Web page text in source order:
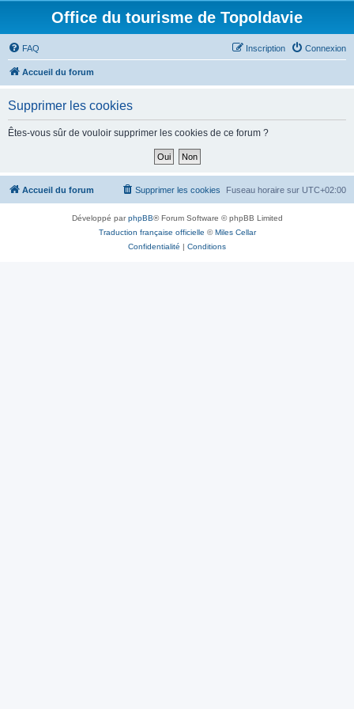
Office du tourisme de Topoldavie
FAQ Connexion
Inscription
Accueil du forum
Supprimer les cookies
Êtes-vous sûr de vouloir supprimer les cookies de ce forum ?
Accueil du forum Fuseau horaire sur UTC+02:00
Supprimer les cookies
Développé parphpBB® Forum Software © phpBB Limited
Traduction française officielle ©Miles Cellar
Confidentialité | Conditions